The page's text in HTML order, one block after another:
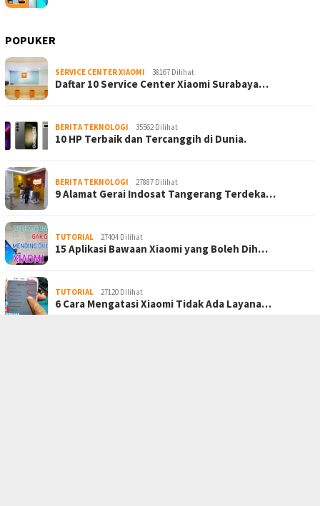
POPUKER
SERVICE CENTER XIAOMI 38167 Dilihat
Daftar 10 Service Center Xiaomi Surabaya…
BERITA TEKNOLOGI 35562 Dilihat
10 HP Terbaik dan Tercanggih di Dunia.
BERITA TEKNOLOGI 27887 Dilihat
9 Alamat Gerai Indosat Tangerang Terdeka…
TUTORIAL 27404 Dilihat
15 Aplikasi Bawaan Xiaomi yang Boleh Dih…
TUTORIAL 27120 Dilihat
6 Cara Mengatasi Xiaomi Tidak Ada Layana…